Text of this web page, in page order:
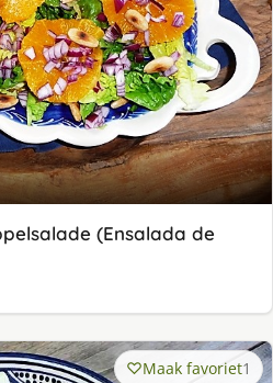
(Ensalada de
Maak favoriet1